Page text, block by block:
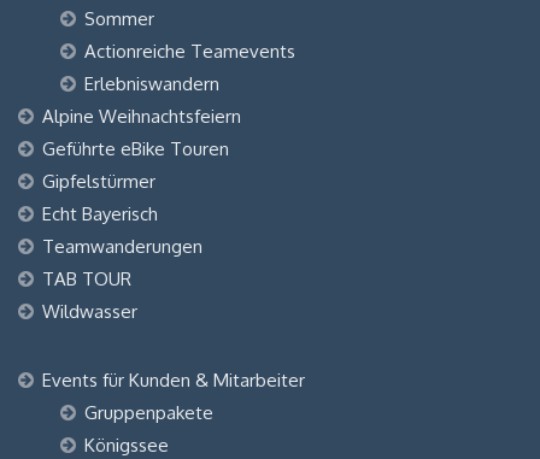
Sommer
Actionreiche Teamevents
Erlebniswandern
Alpine Weihnachtsfeiern
Geführte eBike Touren
Gipfelstürmer
Echt Bayerisch
Teamwanderungen
TAB TOUR
Wildwasser
Events für Kunden & Mitarbeiter
Gruppenpakete
Königssee